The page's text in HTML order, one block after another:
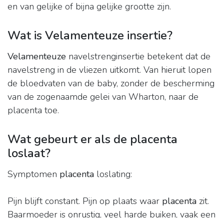
en van gelijke of bijna gelijke grootte zijn.
Wat is Velamenteuze insertie?
Velamenteuze navelstrenginsertie betekent dat de
navelstreng in de vliezen uitkomt. Van hieruit lopen
de bloedvaten van de baby, zonder de bescherming
van de zogenaamde gelei van Wharton, naar de
placenta toe.
Wat gebeurt er als de placenta
loslaat?
Symptomen placenta loslating:
Pijn blijft constant. Pijn op plaats waar placenta zit.
Baarmoeder is onrustig, veel harde buiken, vaak een